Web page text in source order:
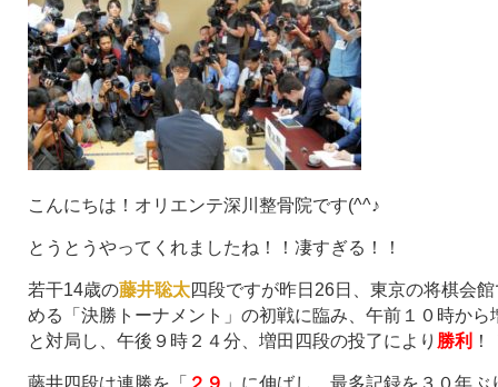
こんにちは！オリエンテ深川整骨院です(^^♪
とうとうやってくれましたね！！凄すぎる！！
若干14歳の藤井聡太四段ですが昨日26日、東京の将棋会
める「決勝トーナメント」の初戦に臨み、午前１０時から
と対局し、午後９時２４分、増田四段の投了により 勝利 ！
藤井四段は連勝を「 ２９ 」に伸ばし、最多記録を３０年